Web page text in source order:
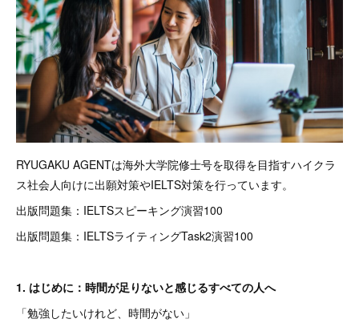
RYUGAKU AGENTは海外大学院修士号を取得を目指すハイクラ
ス社会人向けに出願対策やIELTS対策を行っています。
出版問題集：IELTSスピーキング演習100
出版問題集：IELTSライティングTask2演習100
1. はじめに：時間が足りないと感じるすべての人へ
「勉強したいけれど、時間がない」